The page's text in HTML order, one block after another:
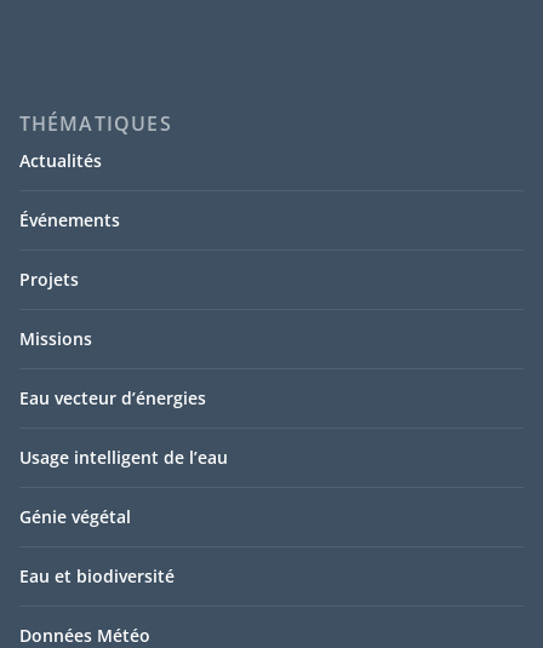
THÉMATIQUES
Actualités
Événements
Projets
Missions
Eau vecteur d’énergies
Usage intelligent de l’eau
Génie végétal
Eau et biodiversité
Données Météo